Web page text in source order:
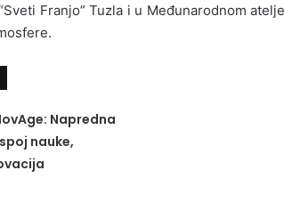
Franjo” Tuzla i u Međunarodnom
Napredna
nauke,